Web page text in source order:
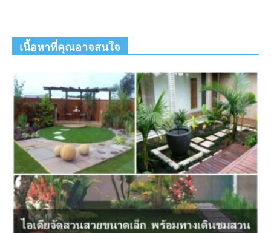
เนื้อหาที่คุณอาจสนใจ